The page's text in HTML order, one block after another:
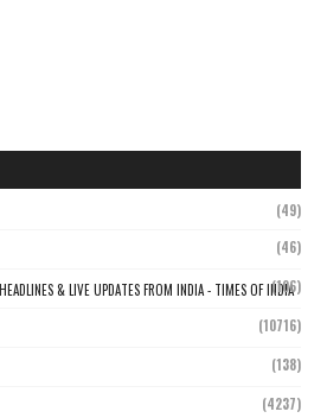
(49)
(46)
& LIVE UPDATES FROM INDIA - TIMES OF INDIA
(106)
(10716)
(138)
(4237)